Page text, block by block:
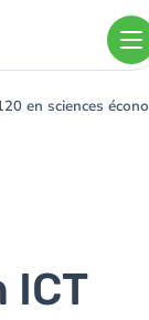
en sciences
ICT